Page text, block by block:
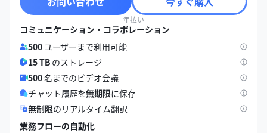
年払い
コミュニケーション・コラボレーション
500ユーザーまで利用可能
15 TB のストレージ
500名までのビデオ会議
チャット履歴を無期限に保存
無制限のリアルタイム翻訳
業務フローの自動化